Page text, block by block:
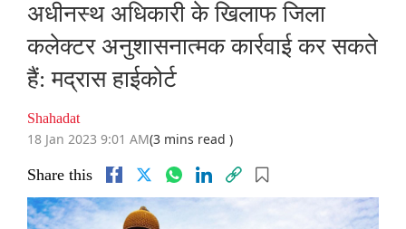
अधीनस्थ अधिकारी के खिलाफ जिला
कलेक्टर अनुशासनात्मक कार्रवाई कर सकते
हैं: मद्रास हाईकोर्ट
Shahadat
18 Jan 2023 9:01 AM(3 mins read )
Share this